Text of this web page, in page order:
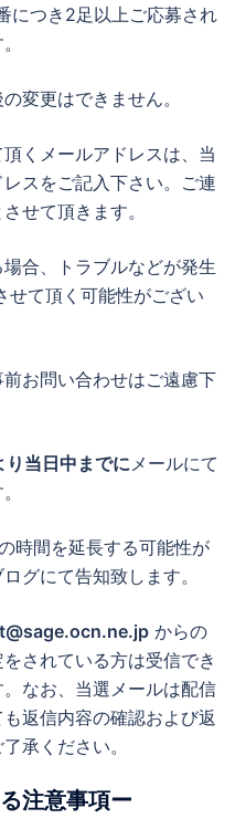
につき2足以上ご応募され
変更はできません。
くメールアドレスは、当
スをご記入下さい。ご連
せて頂きます。
合、トラブルなどが発生
せて頂く可能性がござい
お問い合わせはご遠慮下
当日中までにメールにて
時間を延長する可能性が
グにて告知致します。
からの
されている方は受信でき
なお、当選メールは配信
返信内容の確認および返
承ください。
注意事項ー